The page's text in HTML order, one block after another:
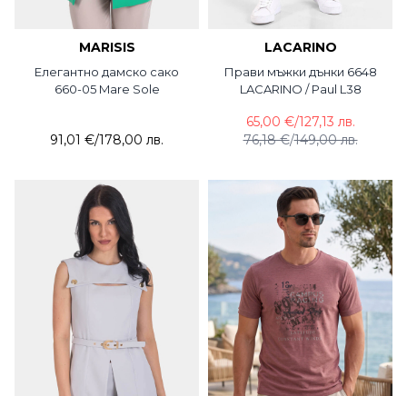
MARISIS
Елегантно дамско сако
660-05 Mare Sole
91,01 €/178,00 лв.
LACARINO
Прави мъжки дънки 6648
LACARINO / Paul L38
76,18 €/149,00 лв.
65,00 €/127,13 лв.